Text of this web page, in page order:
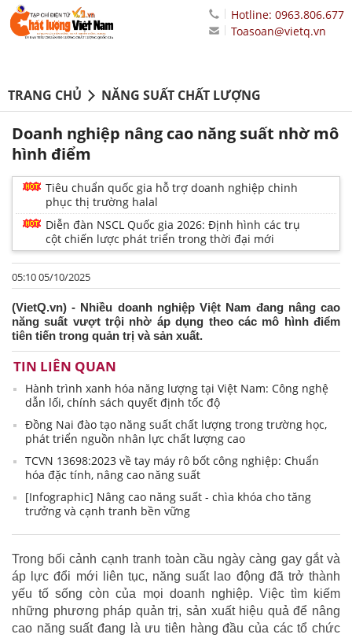
Hotline: 0963.806.677
Toasoan@vietq.vn
TRANG CHỦ NĂNG SUẤT CHẤT LƯỢNG
Doanh nghiệp nâng cao năng suất nhờ mô
hình điểm
Tiêu chuẩn quốc gia hỗ trợ doanh nghiệp chinh
phục thị trường halal
Diễn đàn NSCL Quốc gia 2026: Định hình các trụ
cột chiến lược phát triển trong thời đại mới
05:10 05/10/2025
(VietQ.vn) - Nhiều doanh nghiệp Việt Nam đang nâng cao
năng suất vượt trội nhờ áp dụng theo các mô hình điểm
tiên tiến trong quản trị và sản xuất.
TIN LIÊN QUAN
Hành trình xanh hóa năng lượng tại Việt Nam: Công nghệ
dẫn lối, chính sách quyết định tốc độ
Đồng Nai đào tạo năng suất chất lượng trong trường học,
phát triển nguồn nhân lực chất lượng cao
TCVN 13698:2023 về tay máy rô bốt công nghiệp: Chuẩn
hóa đặc tính, nâng cao năng suất
[Infographic] Nâng cao năng suất - chìa khóa cho tăng
trưởng và cạnh tranh bền vững
Trong bối cảnh cạnh tranh toàn cầu ngày càng gay gắt và
áp lực đổi mới liên tục, năng suất lao động đã trở thành
yếu tố sống còn của mọi doanh nghiệp. Việc tìm kiếm
những phương pháp quản trị, sản xuất hiệu quả để nâng
cao năng suất đang là ưu tiên hàng đầu của các tổ chức